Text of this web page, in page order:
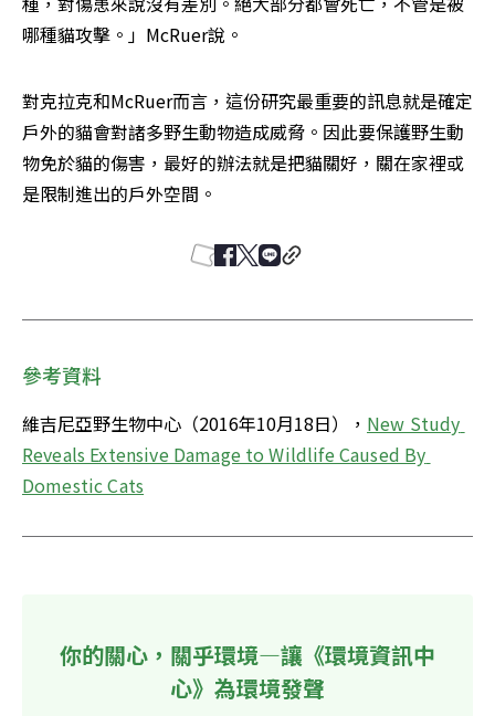
哪種貓攻擊。」McRuer說。
對克拉克和McRuer而言，這份研究最重要的訊息就是確定
戶外的貓會對諸多野生動物造成威脅。因此要保護野生動
物免於貓的傷害，最好的辦法就是把貓關好，關在家裡或
是限制進出的戶外空間。
參考資料
維吉尼亞野生物中心（2016年10月18日）， New Study
Reveals Extensive Damage to Wildlife Caused By
Domestic Cats
你的關心，關乎環境—讓《環境資訊中
心》為環境發聲